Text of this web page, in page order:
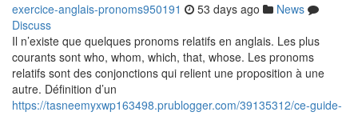
exercice-anglais-pronoms950191 53 days ago
News
Discuss
Il n’existe que quelques pronoms relatifs en anglais. Les plus
courants sont who, whom, which, that, whose. Les pronoms
relatifs sont des conjonctions qui relient une proposition à une
autre. Définition d’un
https://tasneemyxwp163498.prublogger.com/39135312/ce-guide-